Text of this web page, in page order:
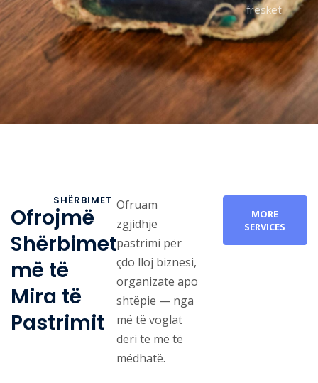
freskët.
SHËRBIMET
Ofrojmë
Shërbimet
më të
Mira të
Pastrimit
Ofruam
zgjidhje
pastrimi për
çdo lloj biznesi,
organizate apo
shtëpie — nga
më të voglat
deri te më të
mëdhatë.
MORE
SERVICES